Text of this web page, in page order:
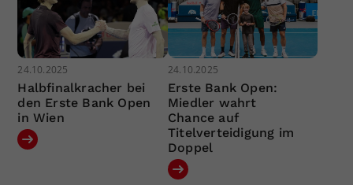
24.10.2025
Halbfinalkracher bei
den Erste Bank Open
in Wien
24.10.2025
Erste Bank Open:
Miedler wahrt
Chance auf
Titelverteidigung im
Doppel